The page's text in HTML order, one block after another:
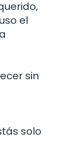
el
sin
solo